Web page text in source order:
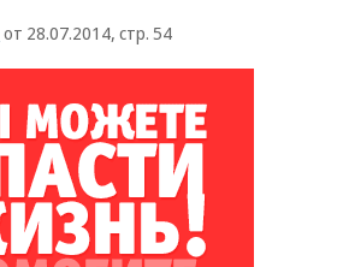
от 28.07.2014, стр. 54